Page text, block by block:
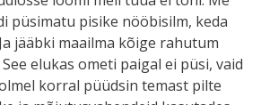
püsimatu pisike nööbisilm, keda
jääbki maailma kõige rahutum
elukas ometi paigal ei püsi, vaid
korral püüdsin temast pilte